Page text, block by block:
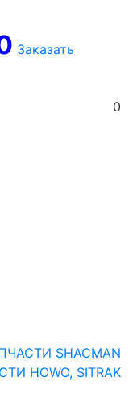
Заказать
0
SHACMAN
HOWO, SITRAK